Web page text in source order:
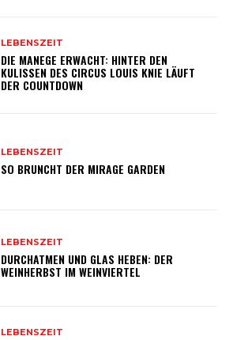
LEBENSZEIT
DIE MANEGE ERWACHT: HINTER DEN
KULISSEN DES CIRCUS LOUIS KNIE LÄUFT
DER COUNTDOWN
LEBENSZEIT
SO BRUNCHT DER MIRAGE GARDEN
LEBENSZEIT
DURCHATMEN UND GLAS HEBEN: DER
WEINHERBST IM WEINVIERTEL
LEBENSZEIT